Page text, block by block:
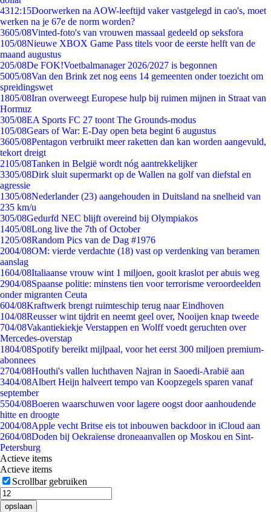
4312:15Doorwerken na AOW-leeftijd vaker vastgelegd in cao's, moet
werken na je 67e de norm worden?
3605/08Vinted-foto's van vrouwen massaal gedeeld op seksfora
105/08Nieuwe XBOX Game Pass titels voor de eerste helft van de
maand augustus
205/08De FOK!Voetbalmanager 2026/2027 is begonnen
5005/08Van den Brink zet nog eens 14 gemeenten onder toezicht om
spreidingswet
1805/08Iran overweegt Europese hulp bij ruimen mijnen in Straat van
Hormuz
305/08EA Sports FC 27 toont The Grounds-modus
105/08Gears of War: E-Day open beta begint 6 augustus
3605/08Pentagon verbruikt meer raketten dan kan worden aangevuld,
tekort dreigt
2105/08Tanken in België wordt nóg aantrekkelijker
3305/08Dirk sluit supermarkt op de Wallen na golf van diefstal en
agressie
1305/08Nederlander (23) aangehouden in Duitsland na snelheid van
235 km/u
305/08Gedurfd NEC blijft overeind bij Olympiakos
1405/08Long live the 7th of October
1205/08Random Pics van de Dag #1976
2004/08OM: vierde verdachte (18) vast op verdenking van beramen
aanslag
1604/08Italiaanse vrouw wint 1 miljoen, gooit kraslot per abuis weg
2904/08Spaanse politie: minstens tien voor terrorisme veroordeelden
onder migranten Ceuta
604/08Kraftwerk brengt ruimteschip terug naar Eindhoven
104/08Reusser wint tijdrit en neemt geel over, Nooijen knap tweede
704/08Vakantiekiekje Verstappen en Wolff voedt geruchten over
Mercedes-overstap
1804/08Spotify bereikt mijlpaal, voor het eerst 300 miljoen premium-
abonnees
2704/08Houthi's vallen luchthaven Najran in Saoedi-Arabië aan
3404/08Albert Heijn halveert tempo van Koopzegels sparen vanaf
september
5504/08Boeren waarschuwen voor lagere oogst door aanhoudende
hitte en droogte
2004/08Apple vecht Britse eis tot inbouwen backdoor in iCloud aan
2604/08Doden bij Oekraïense droneaanvallen op Moskou en Sint-
Petersburg
Actieve items
Actieve items
Scrollbar gebruiken
opslaan